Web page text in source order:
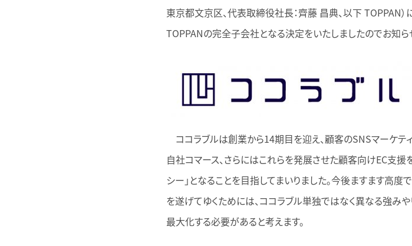
東京都文京区、代表取締役社長：齊藤 昌典、以下 TOPPAN
TOPPANの完全子会社となる決定をいたしましたのでお知ら
ココラブルは創業から14期目を迎え、顧客のSNSマーケ
自社コマース、さらにはこれらを発展させた顧客向けEC支援
シー」となることを目指してまいりました。今後ますます高
を遂げてゆくためには、ココラブル単独ではなく異なる強み
最大化する必要があると考えます。